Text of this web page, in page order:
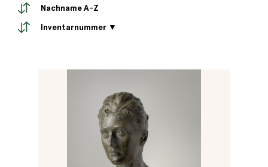
Nachname A-Z
Inventarnummer ▼